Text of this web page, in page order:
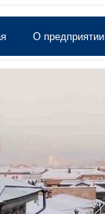
О предприятии